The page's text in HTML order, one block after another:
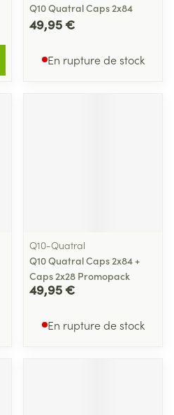
Q10 Quatral Caps 2x84
49,95 €
En rupture de stock
Q10-Quatral
Q10 Quatral Caps 2x84 +
Caps 2x28 Promopack
49,95 €
En rupture de stock